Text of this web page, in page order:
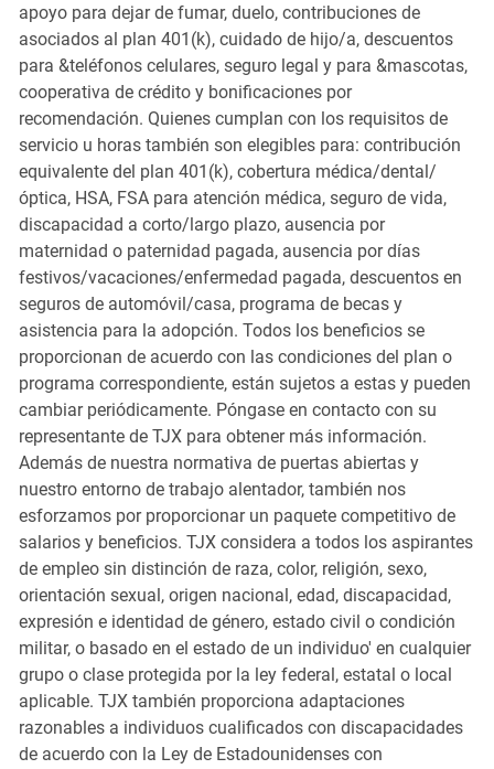
apoyo para dejar de fumar, duelo, contribuciones de
asociados al plan 401(k), cuidado de hijo/a, descuentos
para &teléfonos celulares, seguro legal y para &mascotas,
cooperativa de crédito y bonificaciones por
recomendación. Quienes cumplan con los requisitos de
servicio u horas también son elegibles para: contribución
equivalente del plan 401(k), cobertura médica/dental/
óptica, HSA, FSA para atención médica, seguro de vida,
discapacidad a corto/largo plazo, ausencia por
maternidad o paternidad pagada, ausencia por días
festivos/vacaciones/enfermedad pagada, descuentos en
seguros de automóvil/casa, programa de becas y
asistencia para la adopción. Todos los beneficios se
proporcionan de acuerdo con las condiciones del plan o
programa correspondiente, están sujetos a estas y pueden
cambiar periódicamente. Póngase en contacto con su
representante de TJX para obtener más información.
Además de nuestra normativa de puertas abiertas y
nuestro entorno de trabajo alentador, también nos
esforzamos por proporcionar un paquete competitivo de
salarios y beneficios. TJX considera a todos los aspirantes
de empleo sin distinción de raza, color, religión, sexo,
orientación sexual, origen nacional, edad, discapacidad,
expresión e identidad de género, estado civil o condición
militar, o basado en el estado de un individuo' en cualquier
grupo o clase protegida por la ley federal, estatal o local
aplicable. TJX también proporciona adaptaciones
razonables a individuos cualificados con discapacidades
de acuerdo con la Ley de Estadounidenses con